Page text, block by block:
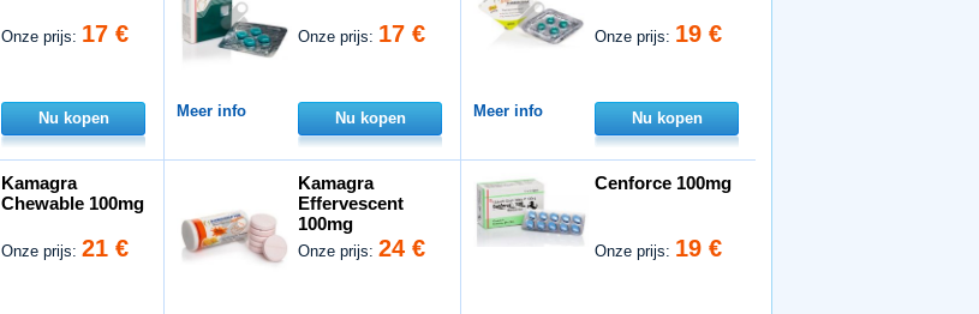
Onze prijs: 17 €
Nu kopen
Onze prijs: 17 €
Meer info Nu kopen
Onze prijs: 19 €
Meer info Nu kopen
Kamagra
Chewable 100mg
Onze prijs:21 €
Kamagra
Effervescent
100mg
Onze prijs:24 €
Cenforce 100mg
Onze prijs: 19 €